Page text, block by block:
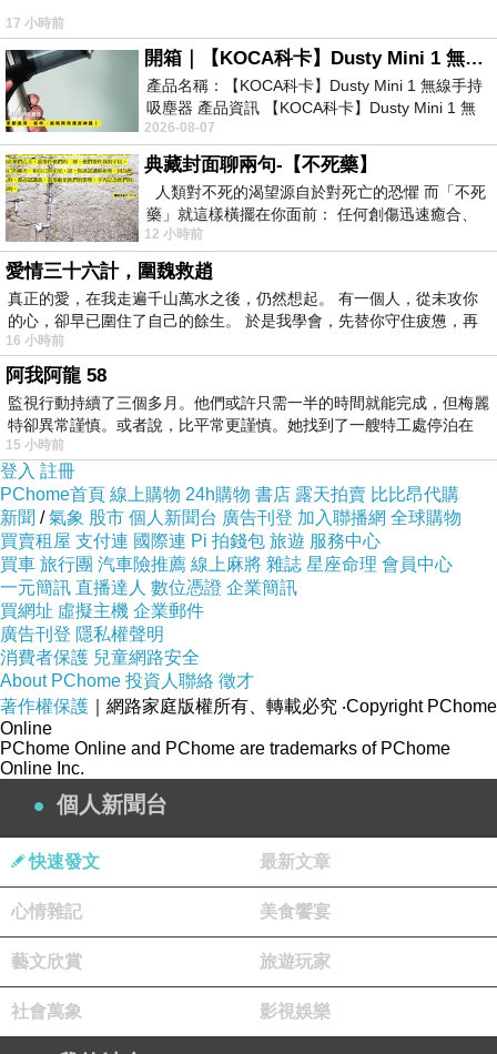
俄羅斯餃子..裡面的餡是馬鈴薯泥還有肉...跟我們
的餃子完全是不同一回事..通常都是搭配酸奶油.
在俄語中，餃子被稱為пельмень，據說這個詞
正是來自芬蘭-烏戈爾語的пельнянь，有趣的是
這個詞的意思是「面耳朵」。原文網址：
https://kknews.cc/food/lz8nmae.html
17 小時前
開箱｜【KOCA科卡】Dusty Mini 1 無線手持吸塵器
產品名稱：【KOCA科卡】Dusty Mini 1 無線手持
吸塵器 產品資訊 【KOCA科卡】Dusty Mini 1 無
線手持吸塵器評語： 能吸、能吹兼具兩
2026-08-07
典藏封面聊兩句-【不死藥】
人類對不死的渴望源自於對死亡的恐懼 而「不死
藥」就這樣橫擺在你面前： 任何創傷迅速癒合、
停止衰老、痛覺消失…堪
12 小時前
愛情三十六計，圍魏救趙
真正的愛，在我走遍千山萬水之後，仍然想起。 有一個人，從未攻你
的心，卻早已圍住了自己的餘生。 於是我學會，先替你守住疲憊，再
16 小時前
阿我阿龍 58
監視行動持續了三個多月。他們或許只需一半的時間就能完成，但梅麗
特卻異常謹慎。或者說，比平常更謹慎。她找到了一艘特工處停泊在
15 小時前
登入 註冊
PChome首頁 線上購物 24h購物 書店 露天拍賣 比比昂代購
新聞 /氣象 股市 個人新聞台 廣告刊登 加入聯播網 全球購物
買賣租屋 支付連 國際連 Pi 拍錢包 旅遊 服務中心
買車 旅行團 汽車險推薦 線上麻將 雜誌 星座命理 會員中心
一元簡訊 直播達人 數位憑證 企業簡訊
買網址 虛擬主機 企業郵件
廣告刊登 隱私權聲明
消費者保護 兒童網路安全
About PChome 投資人聯絡 徵才
著作權保護 ｜網路家庭版權所有、轉載必究 ‧Copyright PChome
Online
PChome Online and PChome are trademarks of PChome
Online Inc.
個人新聞台
快速發文 最新文章
心情雜記 美食饗宴
藝文欣賞 旅遊玩家
社會萬象 影視娛樂